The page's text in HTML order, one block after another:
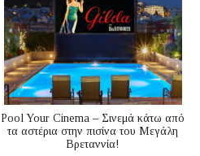
Pool Your Cinema – Σινεμά κάτω από
τα αστέρια στην πισίνα του Μεγάλη
Βρεταννία!